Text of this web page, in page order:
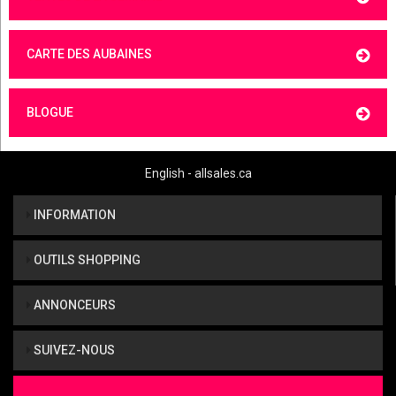
CARTE DES AUBAINES
BLOGUE
English - allsales.ca
INFORMATION
OUTILS SHOPPING
ANNONCEURS
SUIVEZ-NOUS